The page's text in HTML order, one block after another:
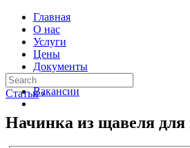
Главная
О нас
Услуги
Цены
Документы
Контакты
Вакансии
Статьи ›
Начинка из щавеля для